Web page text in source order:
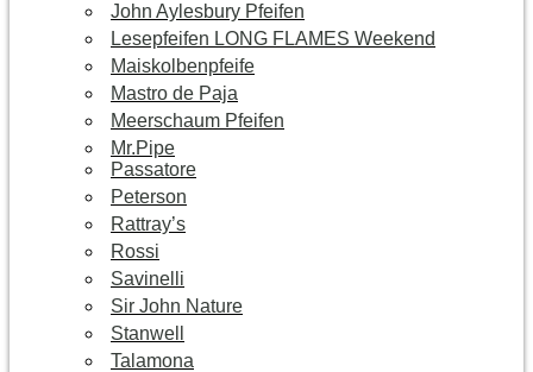
John Aylesbury Pfeifen
Lesepfeifen LONG FLAMES Weekend
Maiskolbenpfeife
Mastro de Paja
Meerschaum Pfeifen
Mr.Pipe
Passatore
Peterson
Rattray’s
Rossi
Savinelli
Sir John Nature
Stanwell
Talamona